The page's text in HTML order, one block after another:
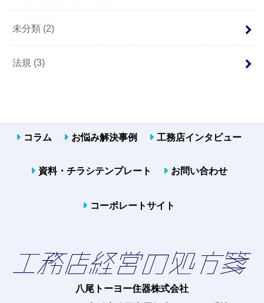
未分類 (2)
法規 (3)
コラム お悩み解決事例 工務店インタビュー
資料・チラシテンプレート お問い合わせ
コーポレートサイト
八尾トーヨー住器株式会社